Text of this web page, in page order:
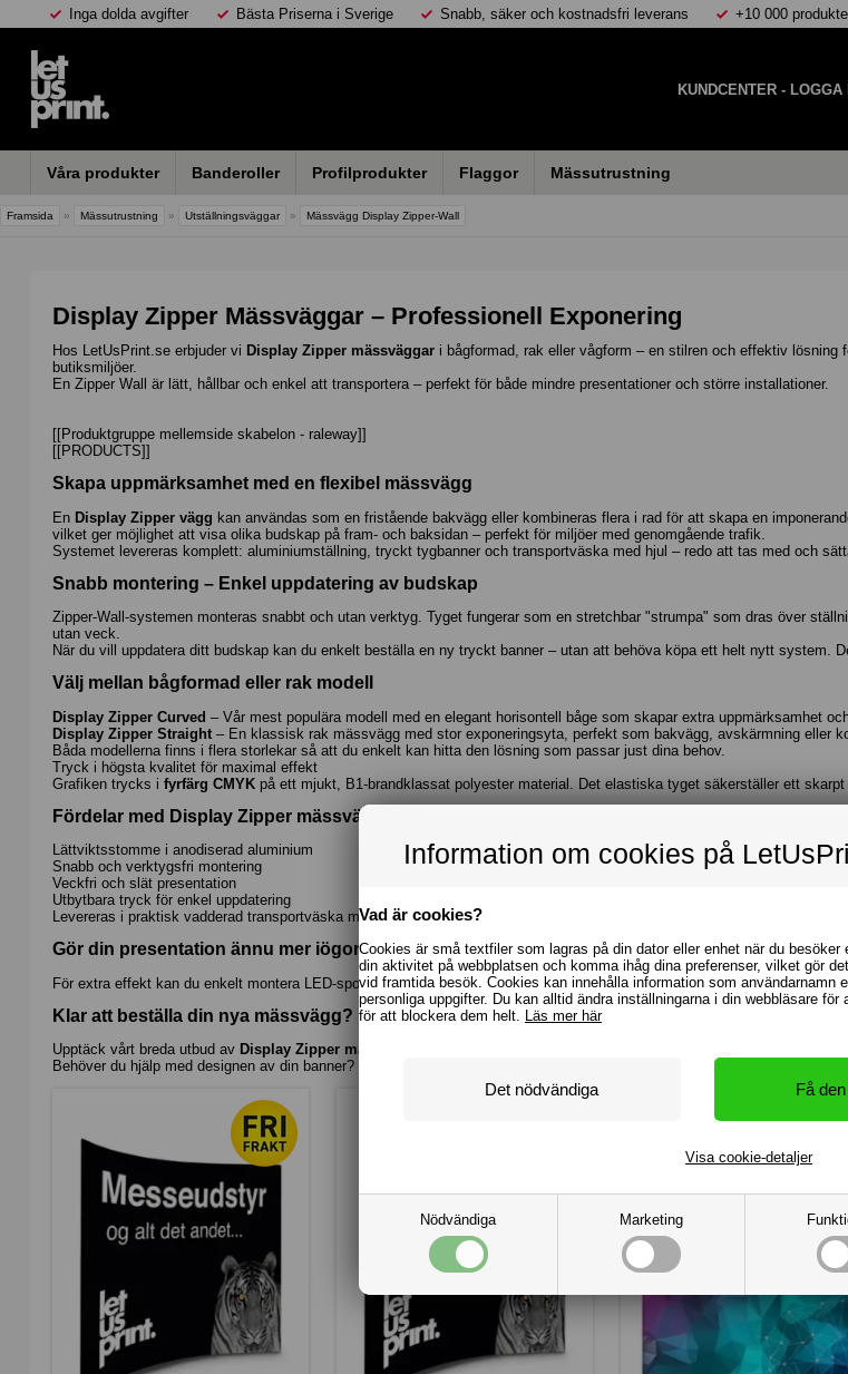
Information om cookies på
Vad är cookies?
Cookies är små textfiler som lagras på din dator eller enhet när du
din aktivitet på webbplatsen och komma ihåg dina preferenser, vilket gör
vid framtida besök. Cookies kan innehålla information som användarnamn
personliga uppgifter. Du kan alltid ändra inställningarna i din webbläsare
för att blockera dem helt. Läs mer här
Nödvändiga Marketing
Visa cookie-detaljer
Inga dolda avgifter Bästa Priserna i Sverige Snabb, säker och kostnadsfri leverans +10 000
KUNDCENTER - LOGGA
Våra produkter Banderoller Profilprodukter Flaggor Mässutrustning
Framsida » Mässutrustning » Utställningsväggar » Mässvägg Display Zipper-Wall
Display Zipper Mässväggar – Professionell Exponering
Hos LetUsPrint.se erbjuder vi Display Zipper mässväggari bågformad, rak eller vågform – en stilren och effektiv lösning
butiksmiljöer.
En Zipper Wall är lätt, hållbar och enkel att transportera – perfekt för både mindre presentationer och större installationer.
[[Produktgruppe mellemside skabelon - raleway]]
[[PRODUCTS]]
Skapa uppmärksamhet med en flexibel mässvägg
En Display Zipper vägg kan användas som en fristående bakvägg eller kombineras flera i rad för att skapa en
vilket ger möjlighet att visa olika budskap på fram- och baksidan – perfekt för miljöer med genomgående trafik.
Systemet levereras komplett: aluminiumställning, tryckt tygbanner och transportväska med hjul – redo att tas med och
Snabb montering – Enkel uppdatering av budskap
Zipper-Wall-systemen monteras snabbt och utan verktyg. Tyget fungerar som en stretchbar "strumpa" som dras över
utan veck.
När du vill uppdatera ditt budskap kan du enkelt beställa en ny tryckt banner – utan att behöva köpa ett helt nytt system.
Välj mellan bågformad eller rak modell
Display Zipper Curved – Vår mest populära modell med en elegant horisontell båge som skapar extra uppmärksamhet
Display Zipper Straight– En klassisk rak mässvägg med stor exponeringsyta, perfekt som bakvägg, avskärmning eller
Båda modellerna finns i flera storlekar så att du enkelt kan hitta den lösning som passar just dina behov.
Tryck i högsta kvalitet för maximal effekt
Grafiken trycks i fyrfärg CMYKpå ett mjukt, B1-brandklassat polyester material. Det elastiska tyget säkerställer ett
Fördelar med Display Zipper mässväggar:
Lättviktsstomme i anodiserad aluminium
Snabb och verktygsfri montering
Veckfri och slät presentation
Utbytbara tryck för enkel uppdatering
Levereras i praktisk vadderad transportväska med hjul
Gör din presentation ännu mer iögonfallande
För extra effekt kan du enkelt montera LED-spotlights med hjälp avWall Light Clamp Tube-fästen. Belysning förstärker
Klar att beställa din nya mässvägg?
Upptäck vårt breda utbud av Display Zipper mässväggar
Behöver du hjälp med designen av din banner? Vi erbjuder grafisk assistans vid beställning så att din layout blir perfekt!